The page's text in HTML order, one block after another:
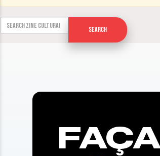
Search for:
Search